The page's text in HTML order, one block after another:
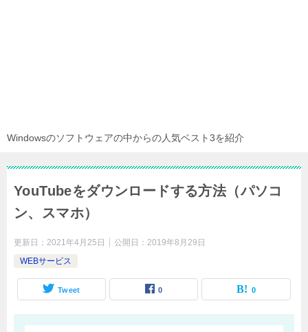
Windowsのソフトウェアの中からの人気ベスト3を紹介
YouTubeをダウンロードする方法（パソコ
ン、スマホ）
更新日： 2021年4月25日 公開日： 2019年8月29日
WEBサービス
Tweet 0 0